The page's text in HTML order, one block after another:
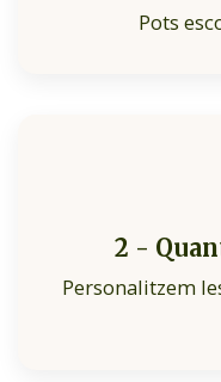
Pots
2 -
Personalitzem